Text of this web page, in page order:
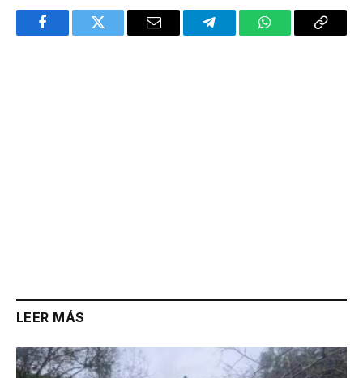
FacebookTwitter Email TelegramWhatsAppCopy
LEER MÁS